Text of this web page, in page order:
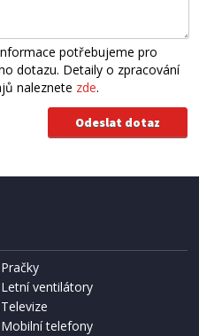
potřebujeme pro
dotazu. Detaily o zpracování
naleznete zde.
Pračky
Letní ventilátory
Televize
Mobilní telefony